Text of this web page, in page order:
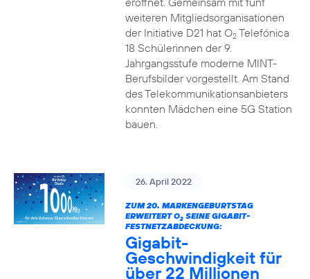
weiteren Mitgliedsorganisationen
der Initiative D21 hat O2Telefónica
18 Schülerinnen der 9.
Jahrgangsstufe moderne MINT-
Berufsbilder vorgestellt. Am Stand
des Telekommunikationsanbieters
konnten Mädchen eine 5G Station
bauen.
26. April 2022
ZUM 20. MARKENGEBURTSTAG
ERWEITERT O2SEINE GIGABIT-
FESTNETZABDECKUNG:
Gigabit-
Geschwindigkeit für
über 22 Millionen